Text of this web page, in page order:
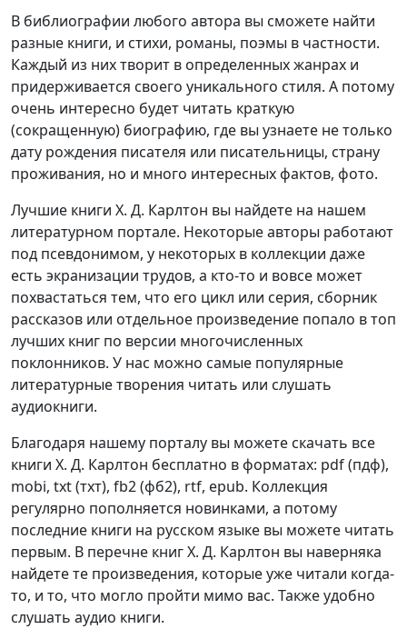
В библиографии любого автора вы сможете найти
разные книги, и стихи, романы, поэмы в частности.
Каждый из них творит в определенных жанрах и
придерживается своего уникального стиля. А потому
очень интересно будет читать краткую
(сокращенную) биографию, где вы узнаете не только
дату рождения писателя или писательницы, страну
проживания, но и много интересных фактов, фото.
Лучшие книги Х. Д. Карлтон вы найдете на нашем
литературном портале. Некоторые авторы работают
под псевдонимом, у некоторых в коллекции даже
есть экранизации трудов, а кто-то и вовсе может
похвастаться тем, что его цикл или серия, сборник
рассказов или отдельное произведение попало в топ
лучших книг по версии многочисленных
поклонников. У нас можно самые популярные
литературные творения читать или слушать
аудиокниги.
Благодаря нашему порталу вы можете скачать все
книги Х. Д. Карлтон бесплатно в форматах: pdf (пдф),
mobi, txt (тхт), fb2 (фб2), rtf, epub. Коллекция
регулярно пополняется новинками, а потому
последние книги на русском языке вы можете читать
первым. В перечне книг Х. Д. Карлтон вы наверняка
найдете те произведения, которые уже читали когда-
то, и то, что могло пройти мимо вас. Также удобно
слушать аудио книги.